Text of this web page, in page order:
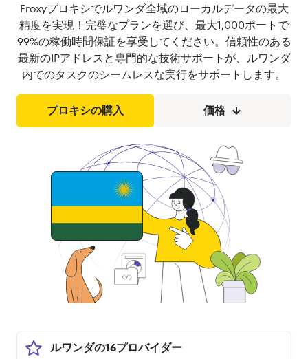
Froxyプロキシでルワンダ全域のローカルデータの最大
精度を実現！完璧なプランを選び、最大1,000ポートで
99%の稼働時間保証を享受してください。信頼性のある
最新のIPアドレスと専門的な技術サポートが、ルワンダ
内でのタスクのシームレスな実行をサポートします。
プロキシの購入 価格
ルワンダの16プロバイダー